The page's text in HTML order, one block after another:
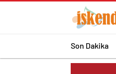
Son Dakika